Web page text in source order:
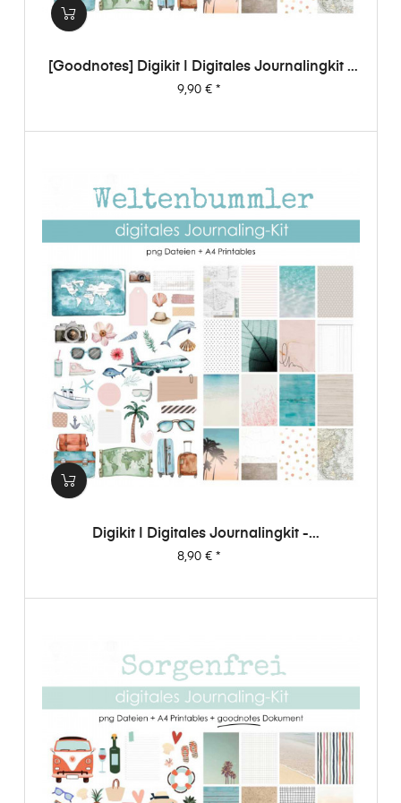
[Goodnotes] Digikit | Digitales Journalingkit -
Weltenbummler
Preis
9,90 €*
Digikit | Digitales Journalingkit -
Weltenbummler
Preis
8,90 €*